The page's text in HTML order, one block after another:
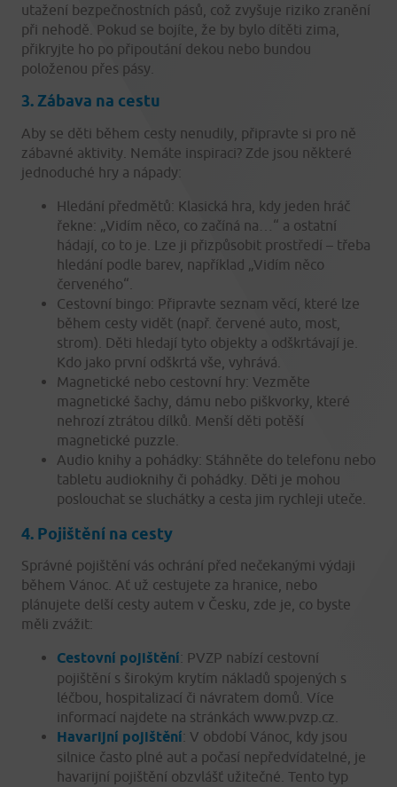
utažení bezpečnostních pásů, což zvyšuje riziko zranění
při nehodě. Pokud se bojíte, že by bylo dítěti zima,
přikryjte ho po připoutání dekou nebo bundou
položenou přes pásy.
3. Zábava na cestu
Aby se děti během cesty nenudily, připravte si pro ně
zábavné aktivity. Nemáte inspiraci? Zde jsou některé
jednoduché hry a nápady:
Hledání předmětů: Klasická hra, kdy jeden hráč
řekne: „Vidím něco, co začíná na…“ a ostatní
hádají, co to je. Lze ji přizpůsobit prostředí – třeba
hledání podle barev, například „Vidím něco
červeného“.
Cestovní bingo: Připravte seznam věcí, které lze
během cesty vidět (např. červené auto, most,
strom). Děti hledají tyto objekty a odškrtávají je.
Kdo jako první odškrtá vše, vyhrává.
Magnetické nebo cestovní hry: Vezměte
magnetické šachy, dámu nebo piškvorky, které
nehrozí ztrátou dílků. Menší děti potěší
magnetické puzzle.
Audio knihy a pohádky: Stáhněte do telefonu nebo
tabletu audioknihy či pohádky. Děti je mohou
poslouchat se sluchátky a cesta jim rychleji uteče.
4. Pojištění na cesty
Správné pojištění vás ochrání před nečekanými výdaji
během Vánoc. Ať už cestujete za hranice, nebo
plánujete delší cesty autem v Česku, zde je, co byste
měli zvážit:
Cestovní pojištění: PVZP nabízí cestovní
pojištění s širokým krytím nákladů spojených s
léčbou, hospitalizací či návratem domů. Více
informací najdete na stránkách www.pvzp.cz.
Havarijní pojištění: V období Vánoc, kdy jsou
silnice často plné aut a počasí nepředvídatelné, je
havarijní pojištění obzvlášť užitečné. Tento typ